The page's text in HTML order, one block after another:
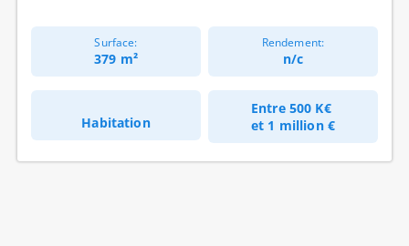
Surface:
379 m²
Rendement:
n/c
Habitation
Entre 500 K€
et 1 million €